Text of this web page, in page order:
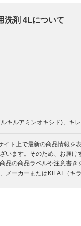
洗剤 4Lについて
キルアミンオキシド)、キ
イト上で最新の商品情報
います。そのため、お届
品の商品ラベルや注意書
メーカーまたはKILAT（キ